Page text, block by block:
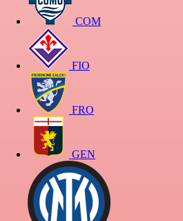
COM
FIO
FRO
GEN